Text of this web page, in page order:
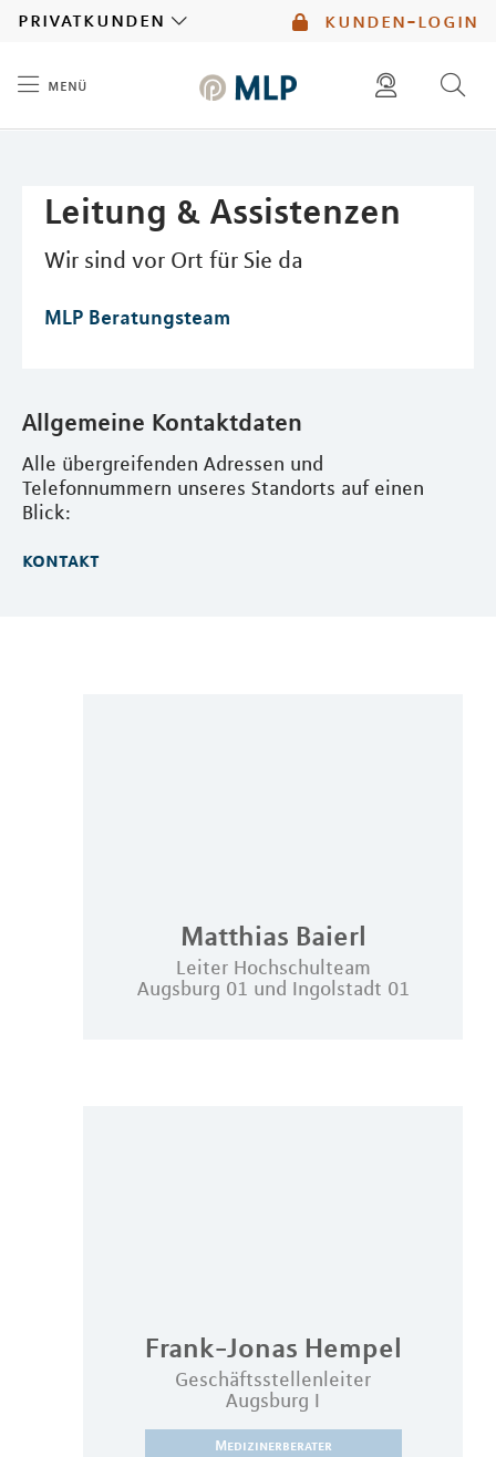
kunden-login
privatkunden
menü
Leitung & Assistenzen
Wir sind vor Ort für Sie da
MLP Beratungsteam
Allgemeine Kontaktdaten
Alle übergreifenden Adressen und
Telefonnummern unseres Standorts auf einen
Blick:
kontakt
Matthias Baierl
Leiter Hochschulteam
Augsburg 01 und Ingolstadt 01
Frank-Jonas Hempel
Geschäftsstellenleiter
Augsburg I
Medizinerberater